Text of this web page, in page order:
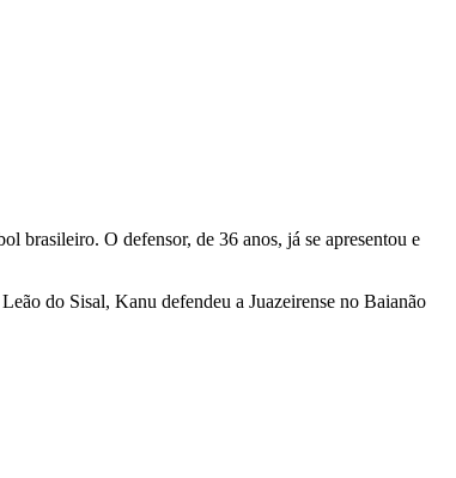
brasileiro. O defensor, de 36 anos, já se apresentou e
do Sisal, Kanu defendeu a Juazeirense no Baianão